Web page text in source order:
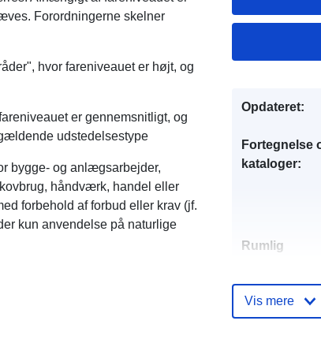
Forordningerne skelner
hvor fareniveauet er højt, og
er gennemsnitligt, og
udstedelsestype
bygge- og anlægsarbejder,
håndværk, handel eller
forbehold af forbud eller krav (jf.
kun anvendelse på naturlige
Opdateret:
Fortegnelse
kataloger:
Rumlig
Identifikatorer:
Vis mere